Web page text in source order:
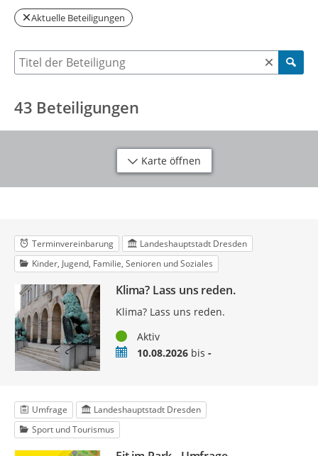
Aktuelle Beteiligungen
Suche nach Beteiligung
43 Beteiligungen
Karte öffnen
Terminvereinbarung
Landeshauptstadt Dresden
Kinder, Jugend, Familie, Senioren und Soziales
Klima? Lass uns reden.
Klima? Lass uns reden.
StatusAktiv
Zeitraum10.08.2026bis -
Umfrage
Landeshauptstadt Dresden
Sport und Tourismus